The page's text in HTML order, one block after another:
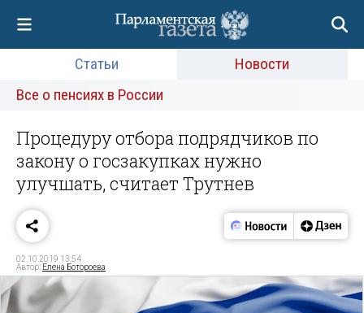
Статьи
Новости
Все о пенсиях в России
Процедуру отбора подрядчиков по
закону о госзакупках нужно
улучшать, считает Трутнев
02.10.2019 13:54
Автор: Елена Ботороева